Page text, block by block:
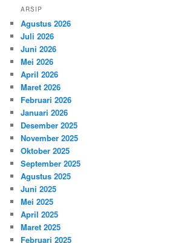
ARSIP
Agustus 2026
Juli 2026
Juni 2026
Mei 2026
April 2026
Maret 2026
Februari 2026
Januari 2026
Desember 2025
November 2025
Oktober 2025
September 2025
Agustus 2025
Juni 2025
Mei 2025
April 2025
Maret 2025
Februari 2025